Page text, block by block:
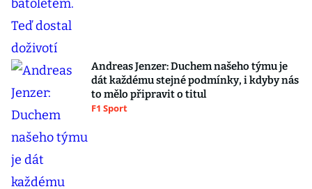
Andreas Jenzer: Duchem našeho týmu je
dát každému stejné podmínky, i kdyby nás
to mělo připravit o titul
F1 Sport